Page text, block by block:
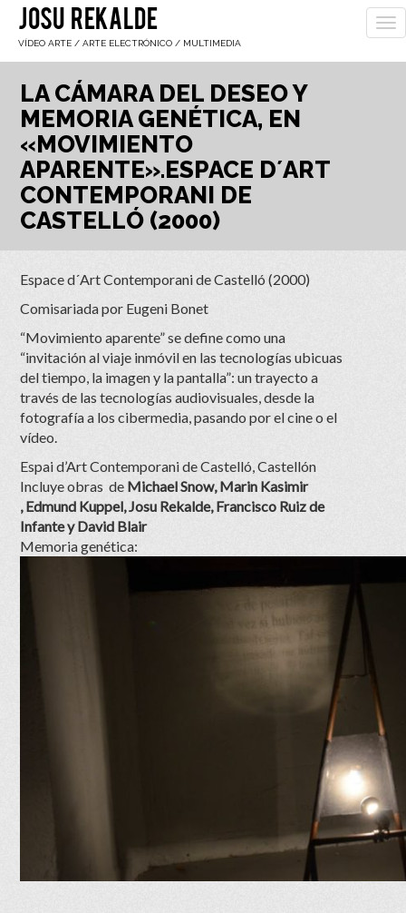
JOSU REKALDE
VÍDEO ARTE / ARTE ELECTRÓNICO / MULTIMEDIA
LA CÁMARA DEL DESEO Y
MEMORIA GENÉTICA, EN
«MOVIMIENTO
APARENTE».ESPACE D´ART
CONTEMPORANI DE
CASTELLÓ (2000)
Espace d´Art Contemporani de Castelló (2000)
Comisariada por Eugeni Bonet
“Movimiento aparente” se define como una
“invitación al viaje inmóvil en las tecnologías ubicuas
del tiempo, la imagen y la pantalla”: un trayecto a
través de las tecnologías audiovisuales, desde la
fotografía a los cibermedia, pasando por el cine o el
vídeo.
Espai d’Art Contemporani de Castelló, Castellón
Incluye obras de Michael Snow, Marin Kasimir
, Edmund Kuppel, Josu Rekalde, Francisco Ruiz de
Infante y David Blair
Memoria genética: